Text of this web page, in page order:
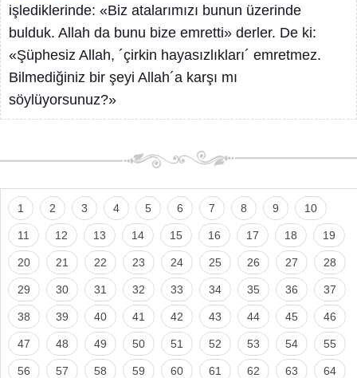
işlediklerinde: «Biz atalarımızı bunun üzerinde
bulduk. Allah da bunu bize emretti» derler. De ki:
«Şüphesiz Allah, ´çirkin hayasızlıkları´ emretmez.
Bilmediğiniz bir şeyi Allah´a karşı mı
söylüyorsunuz?»
1 2 3 4 5 6 7 8 9 10
11 12 13 14 15 16 17 18 19
20 21 22 23 24 25 26 27 28
29 30 31 32 33 34 35 36 37
38 39 40 41 42 43 44 45 46
47 48 49 50 51 52 53 54 55
56 57 58 59 60 61 62 63 64